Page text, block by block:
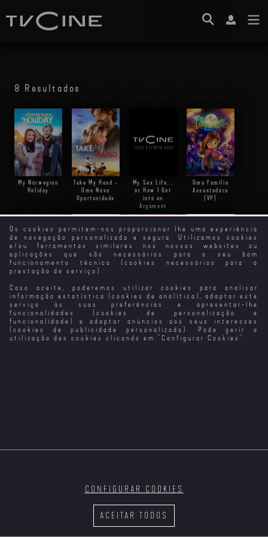
Os cookies permitem-nos proporcionar lhe uma experiência
de navegação personalizada e segura. Utilizamos cookies
e/ou ferramentas similares nos nossos websites ou
aplicações que são necessários para o seu bom
funcionamento técnico (cookies necessários para a
prestação de serviço).
Caso aceite, poderemos utilizar cookies para analisar
informação estatística (cookies de analítica), adaptar este
serviço às suas preferências e apresentar-lhe
funcionalidades (cookies de personalização e
funcionalidade) e adaptar anúncios aos seus interesses
(cookies de publicidade personalizada). Pode gerir a
utilização dos cookies clicando em " Configurar Cookies ".
ACEITAR TODOS
CONFIGURAR COOKIES
8 Resultados
My Norwegian
Holiday
Take My Hand -
Uma Nova
Oportunidade
My Sex Life...
or How I Got
into an
Argument
Uma Família
Assustadora
(VP)
Um Natal de
Derreter o
Coração
O Meu Espião:
Cidade Eterna
Mata-te, Amor
A Minha Vida
Como Roger
Moore